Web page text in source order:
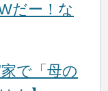
だー！な
家で「母の